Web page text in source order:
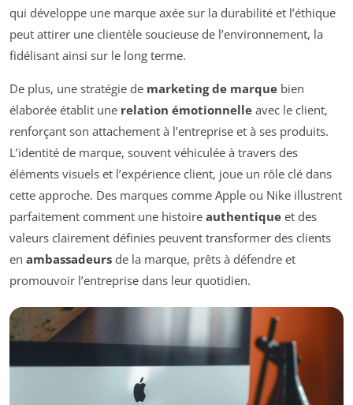
qui développe une marque axée sur la durabilité et l’éthique
peut attirer une clientèle soucieuse de l’environnement, la
fidélisant ainsi sur le long terme.
De plus, une stratégie de marketing de marque bien
élaborée établit une relation émotionnelle avec le client,
renforçant son attachement à l’entreprise et à ses produits.
L’identité de marque, souvent véhiculée à travers des
éléments visuels et l’expérience client, joue un rôle clé dans
cette approche. Des marques comme Apple ou Nike illustrent
parfaitement comment une histoire authentique et des
valeurs clairement définies peuvent transformer des clients
en ambassadeurs de la marque, prêts à défendre et
promouvoir l’entreprise dans leur quotidien.